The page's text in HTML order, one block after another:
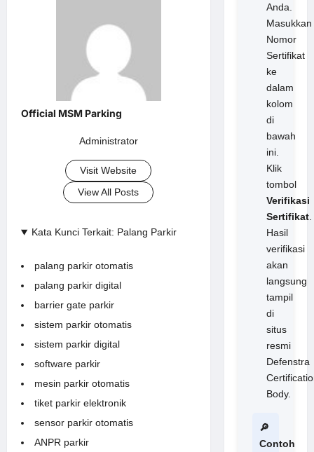
Administrator
Visit Website
View All Posts
Kata Kunci Terkait: Palang Parkir
palang parkir otomatis
palang parkir digital
barrier gate parkir
sistem parkir otomatis
sistem parkir digital
software parkir
mesin parkir otomatis
tiket parkir elektronik
sensor parkir otomatis
ANPR parkir
Anda.
Masukkan
Nomor
Sertifikat
ke
dalam
kolom
di
bawah
ini.
Klik
tombol
Verifikasi
Sertifikat.
Hasil
verifikasi
akan
langsung
tampil
di
situs
resmi
Defenstra
Body.
🔎
Contoh